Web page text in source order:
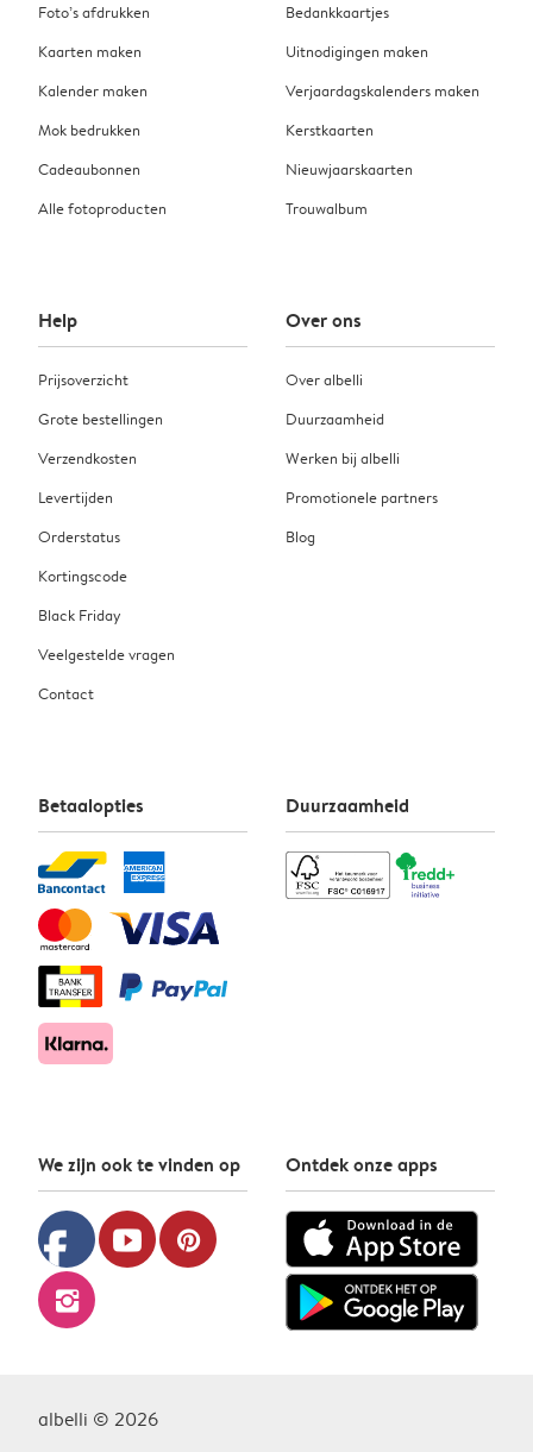
Foto’s afdrukken
Kaarten maken
Kalender maken
Mok bedrukken
Cadeaubonnen
Alle fotoproducten
Bedankkaartjes
Uitnodigingen maken
Verjaardagskalenders maken
Kerstkaarten
Nieuwjaarskaarten
Trouwalbum
Help
Prijsoverzicht
Grote bestellingen
Verzendkosten
Levertijden
Orderstatus
Kortingscode
Black Friday
Veelgestelde vragen
Contact
Over ons
Over albelli
Duurzaamheid
Werken bij albelli
Promotionele partners
Blog
Betaalopties Duurzaamheid
We zijn ook te vinden op
facebook youtube pinterest
instagram
Ontdek onze apps
albelli © 2026